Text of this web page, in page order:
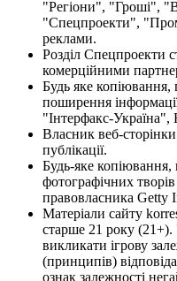
"Регіони", "Гроші",
"Спецпроекти",
реклами.
Розділ Спецпроекти
комерційними
Будь яке копіювання,
поширення
"Інтерфакс-Україна",
Власник веб-
публікації.
Будь-яке копіювання,
фотографічних творів
правовласника Getty
Матеріали сайту
старше 21 року (21+).
викликати ігрову
(принципів)
ознак залежності